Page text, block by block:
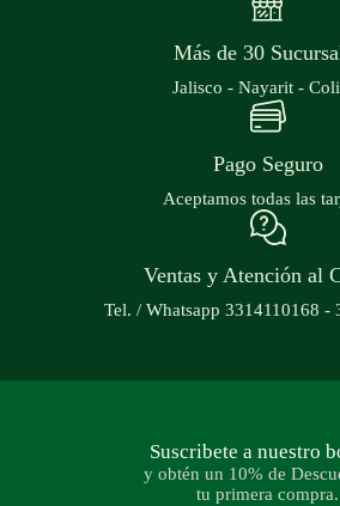
Más de 30
Jalisco - Nayarit -
Pago Seguro
Aceptamos todas las
Ventas y Atención al
Tel. / Whatsapp 3314110168 -
Suscribete a nuestro
y obtén un 10% de
tu primera compra.